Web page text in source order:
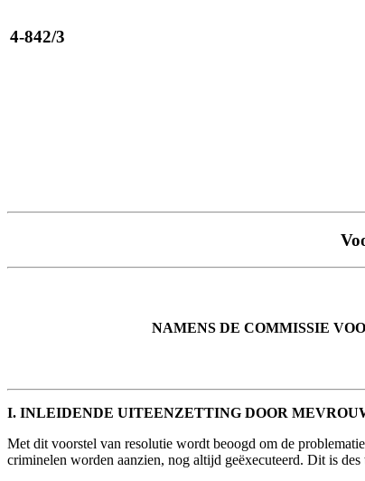
4-842/3
NAMENS DE COMMISSIE
I. INLEIDENDE UITEENZETTING DOOR
Met dit voorstel van resolutie wordt beoogd om de
criminelen worden aanzien, nog altijd geëxecuteerd. Dit is